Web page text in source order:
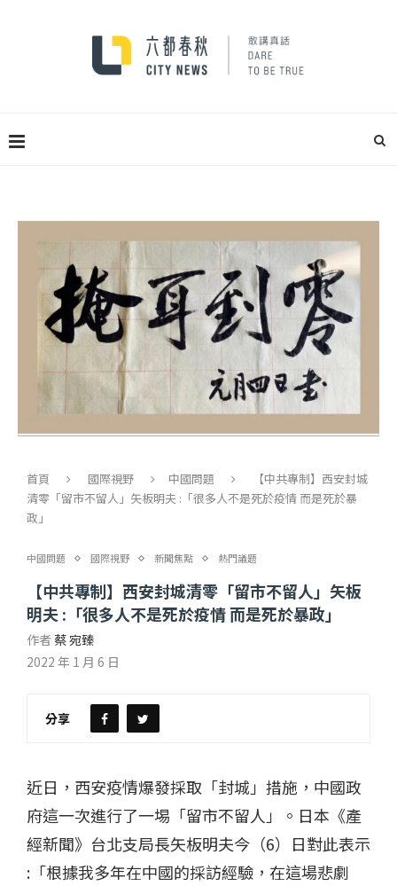
首頁 國際視野 中國問題
【中共專制】西安封城
清零「留市不留人」矢板明夫 :「很多人不是死於疫情 而是死於暴
政」
中國問題 國際視野 新聞焦點 熱門議題
【中共專制】西安封城清零「留市不留人」矢板
明夫 :「很多人不是死於疫情 而是死於暴政」
作者 蔡 宛臻
2022 年 1 月 6 日
分享
近日，西安疫情爆發採取「封城」措施，中國政
府這一次進行了一埸「留市不留人」。日本《產
經新聞》台北支局長矢板明夫今（6）日對此表示
:「根據我多年在中國的採訪經驗，在這場悲劇